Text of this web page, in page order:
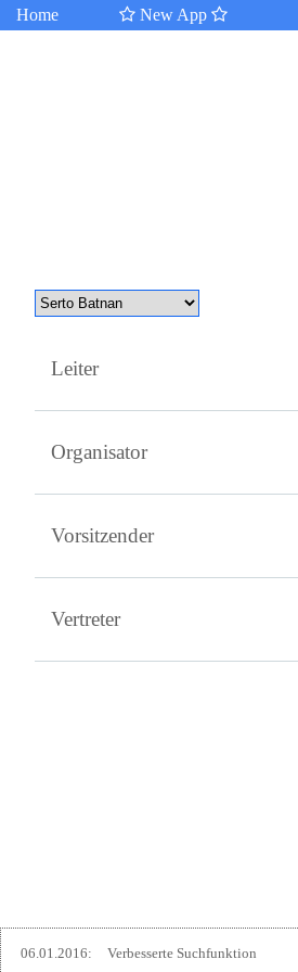
Home New App
Leiter
Organisator
Vorsitzender
Vertreter
06.01.2016: Verbesserte Suchfunktion